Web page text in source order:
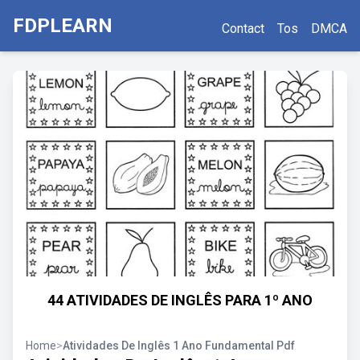
FDPLEARN Contact Tos DMCA
44 ATIVIDADES DE INGLÊS PARA 1º ANO
Home>Atividades De Inglês 1 Ano Fundamental Pdf